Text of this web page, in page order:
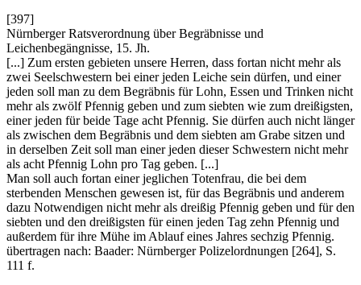
[397]
Nürnberger Ratsverordnung über Begräbnisse und
Leichenbegängnisse, 15. Jh.
[...] Zum ersten gebieten unsere Herren, dass fortan nicht mehr als
zwei Seelschwestern bei einer jeden Leiche sein dürfen, und einer
jeden soll man zu dem Begräbnis für Lohn, Essen und Trinken nicht
mehr als zwölf Pfennig geben und zum siebten wie zum dreißigsten,
einer jeden für beide Tage acht Pfennig. Sie dürfen auch nicht länger
als zwischen dem Begräbnis und dem siebten am Grabe sitzen und
in derselben Zeit soll man einer jeden dieser Schwestern nicht mehr
als acht Pfennig Lohn pro Tag geben. [...]
Man soll auch fortan einer jeglichen Totenfrau, die bei dem
sterbenden Menschen gewesen ist, für das Begräbnis und anderem
dazu Notwendigen nicht mehr als dreißig Pfennig geben und für den
siebten und den dreißigsten für einen jeden Tag zehn Pfennig und
außerdem für ihre Mühe im Ablauf eines Jahres sechzig Pfennig.
übertragen nach: Baader: Nürnberger Polizelordnungen [264], S.
111 f.